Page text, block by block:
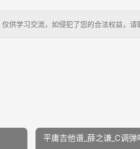
学习交流，如侵犯了您的合法权益，请
平庸吉他谱_薛之谦_C调